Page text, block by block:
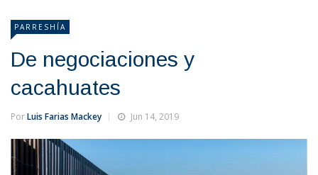
PARRESHÍA
De negociaciones y
cacahuates
PorLuis Farias Mackey Jun 14, 2019